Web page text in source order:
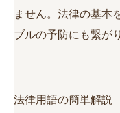
ません。法律の基本
ブルの予防にも繋が
法律用語の簡単解説